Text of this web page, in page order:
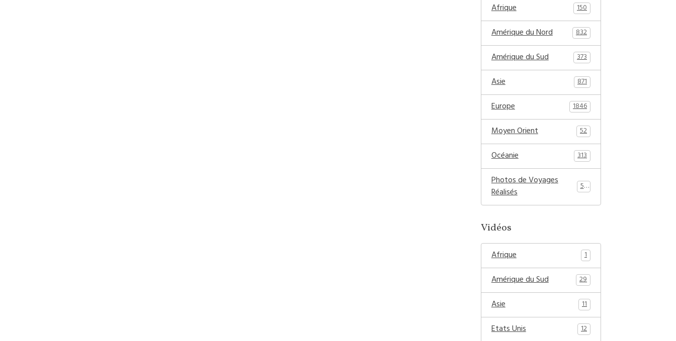
Afrique 150
Amérique du Nord 832
Amérique du Sud 373
Asie 871
Europe 1846
Moyen Orient 52
Océanie 313
Photos de Voyages
Réalisés
54
Vidéos
Afrique 1
Amérique du Sud 29
Asie 11
Etats Unis 12